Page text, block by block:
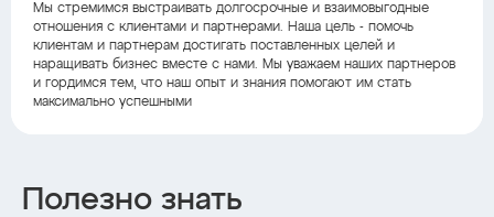
Мы стремимся выстраивать долгосрочные и взаимовыгодные
отношения с клиентами и партнерами. Наша цель - помочь
клиентам и партнерам достигать поставленных целей и
наращивать бизнес вместе с нами. Мы уважаем наших партнеров
и гордимся тем, что наш опыт и знания помогают им стать
максимально успешными
Полезно знать